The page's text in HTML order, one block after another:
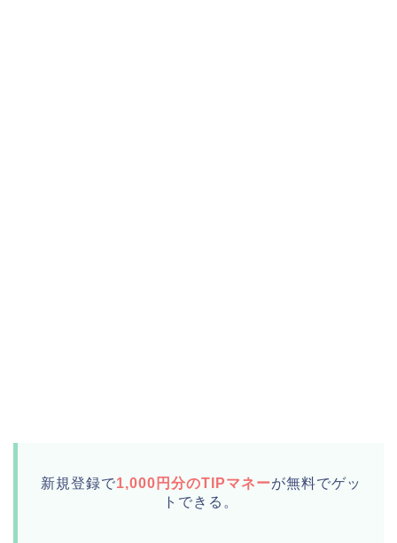
新規登録で1,000円分のTIPマネーが無料でゲッ
トできる。